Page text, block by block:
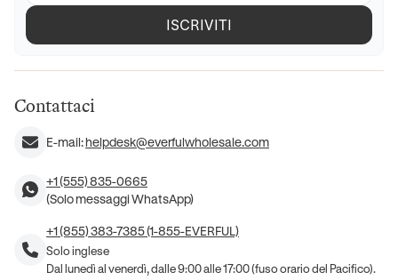
ISCRIVITI
Contattaci
E-mail:helpdesk@everfulwholesale.com
+1 (555) 835-0665
(Solo messaggi WhatsApp)
+1 (855) 383-7385 (1-855-EVERFUL)
Solo inglese
Dal lunedì al venerdì, dalle 9:00 alle 17:00 (fuso orario del Pacifico).